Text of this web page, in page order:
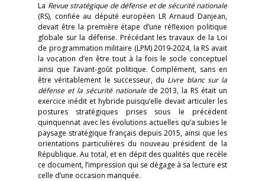
La Revue stratégique de défense et de sécurité nationale
(RS), confiée au député européen LR Arnaud Danjean,
devait être la première étape d’une réflexion politique
globale sur la défense. Précédant les travaux de la Loi
de programmation militaire (LPM) 2019-2024, la RS avait
la vocation d’en être tout à la fois le socle conceptuel
ainsi que l’avant-goût politique. Complément, sans en
être véritablement le successeur, du Livre blanc sur la
défense et la sécurité nationalede 2013, la RS était un
exercice inédit et hybride puisqu’elle devait articuler les
postures stratégiques prises sous le précédent
quinquennat avec les évolutions actuelles qu’a subies le
paysage stratégique français depuis 2015, ainsi que les
orientations particulières du nouveau président de la
République. Au total, et en dépit des qualités que recèle
ce document, l’impression qui se dégage à sa lecture est
celle d’une occasion manquée.